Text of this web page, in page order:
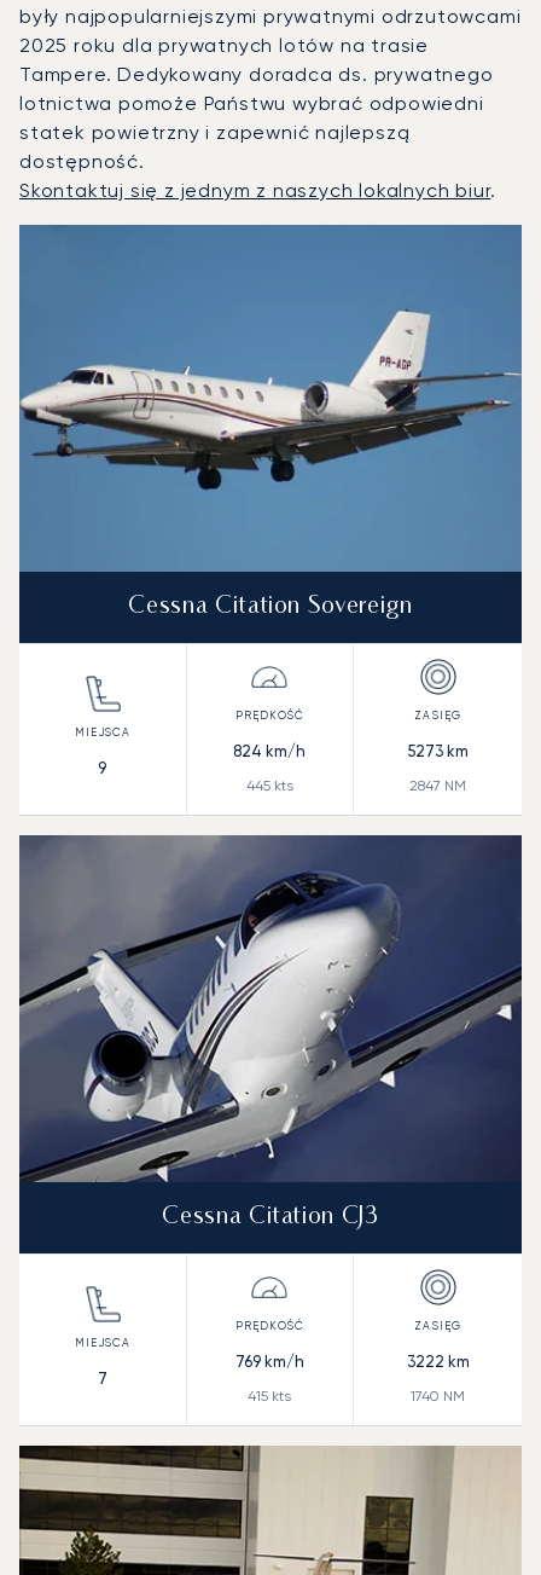
były najpopularniejszymi prywatnymi odrzutowcami
2025 roku dla prywatnych lotów na trasie
Tampere. Dedykowany doradca ds. prywatnego
lotnictwa pomoże Państwu wybrać odpowiedni
statek powietrzny i zapewnić najlepszą
dostępność.
Skontaktuj się z jednym z naszych lokalnych biur.
Cessna Citation Sovereign
9
824 km/h
445kts
5273km
2847 NM
Cessna Citation CJ3
7
769km/h
415 kts
3222 km
1740 NM